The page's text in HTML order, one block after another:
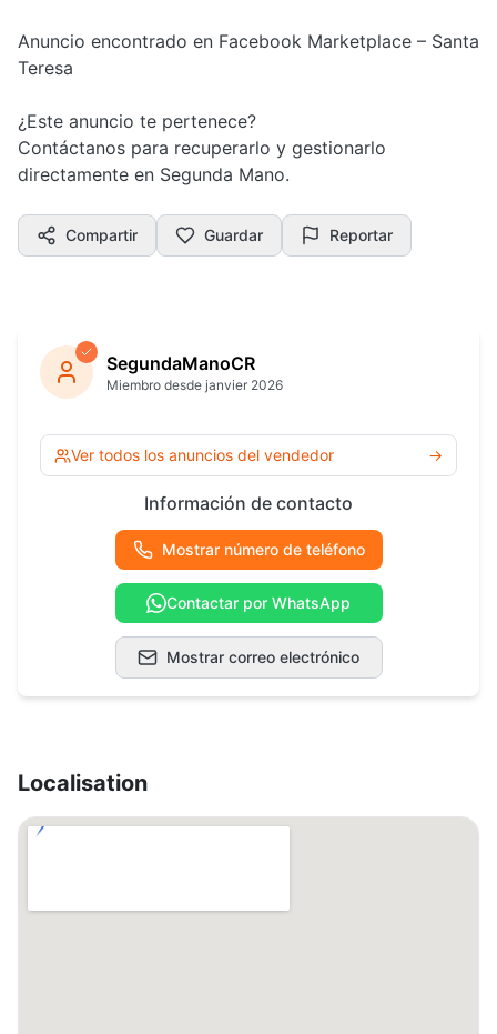
Anuncio encontrado en Facebook Marketplace – Santa
Teresa
¿Este anuncio te pertenece?
Contáctanos para recuperarlo y gestionarlo
directamente en Segunda Mano.
Compartir Guardar Reportar
SegundaManoCR
Miembro desde janvier 2026
Ver todos los anuncios del vendedor →
Información de contacto
Mostrar número de teléfono
Contactar por WhatsApp
Mostrar correo electrónico
Localisation